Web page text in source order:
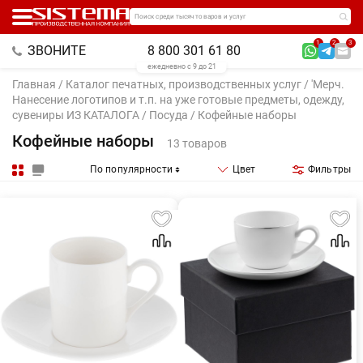
Поиск среди тысяч товаров и услуг
ЗВОНИТЕ 8 800 301 61 80
1 2 3
ежедневно с 9 до 21
Главная / Каталог печатных, производственных услуг / 'Мерч.
Нанесение логотипов и т.п. на уже готовые предметы, одежду,
сувениры ИЗ КАТАЛОГА / Посуда / Кофейные наборы
Кофейные наборы 13 товаров
По популярности Цвет Фильтры